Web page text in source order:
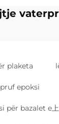
plaketa
epoksi
për bazalet e